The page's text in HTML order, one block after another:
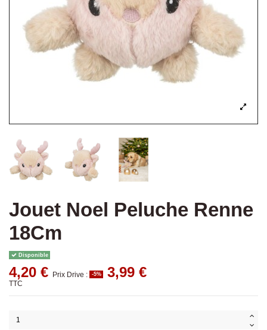
Jouet Noel Peluche Renne
18Cm
Disponible
4,20 € Prix Drive : -5% 3,99 €
TTC